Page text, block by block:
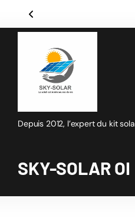
Depuis 2012, l’expert du kit
SKY-SOLAR OI